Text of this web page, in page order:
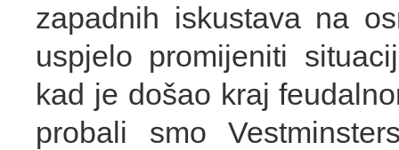
zapadnih iskustava na
uspjelo promijeniti
kad je došao kraj
probali smo